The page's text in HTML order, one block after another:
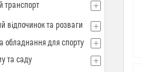
транспорт
відпочинок та розваги
обладнання для спорту
та саду